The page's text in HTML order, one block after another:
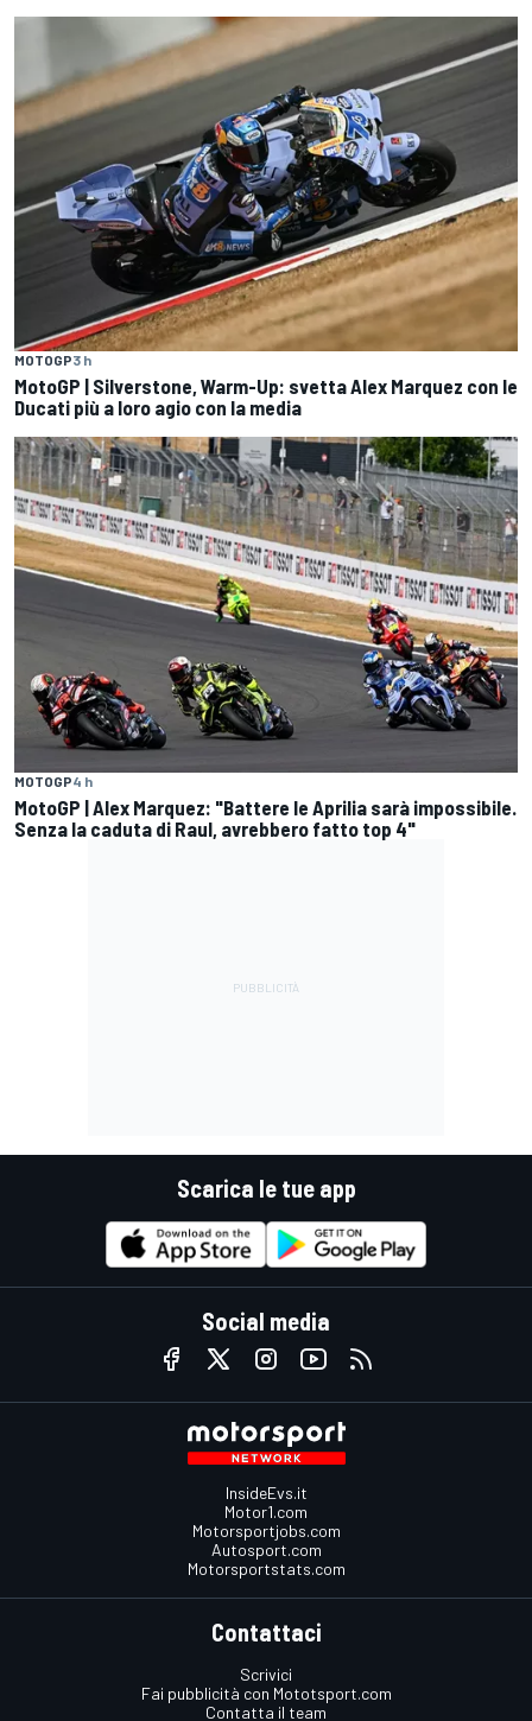
MOTOGP3 h
MotoGP | Silverstone, Warm-Up: svetta Alex Marquez con le
Ducati più a loro agio con la media
MOTOGP4 h
MotoGP | Alex Marquez: "Battere le Aprilia sarà impossibile.
Senza la caduta di Raul, avrebbero fatto top 4"
Scarica le tue app
Social media
InsideEvs.it
Motor1.com
Motorsportjobs.com
Autosport.com
Motorsportstats.com
Contattaci
Scrivici
Fai pubblicità con Mototsport.com
Contatta il team